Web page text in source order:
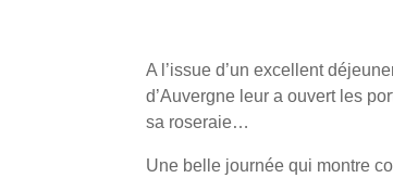
A l’issue d’un excellent
d’Auvergne leur a ouvert les
sa roseraie…
Une belle journée qui montre